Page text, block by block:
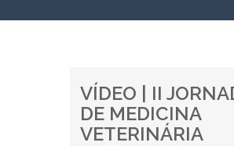
VÍDEO | II
DE MEDICINA
VETERINÁRIA